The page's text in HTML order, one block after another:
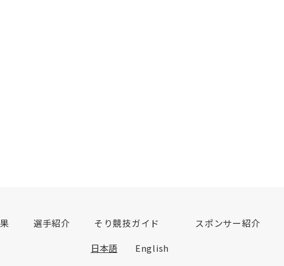
選手紹介 そり競技ガイド スポンサー紹介
日本語
English